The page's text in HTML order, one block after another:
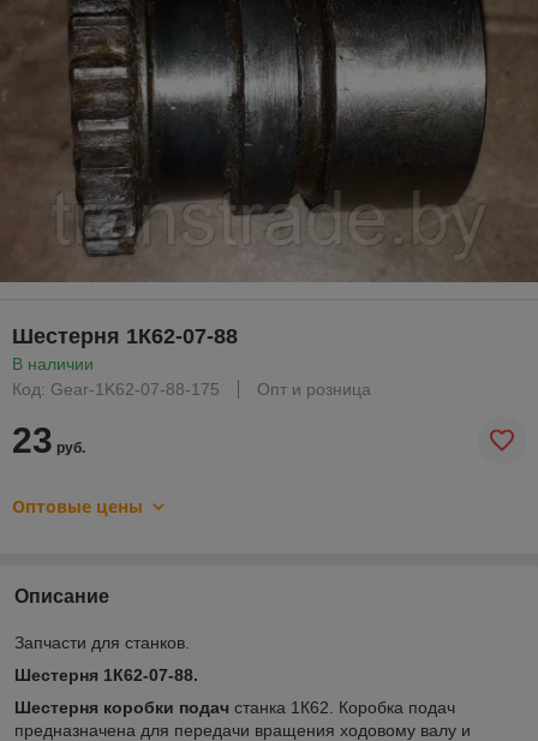
Шестерня 1К62-07-88
В наличии
Код: Gear-1K62-07-88-175
Опт и розница
23 руб.
Оптовые цены
Описание
Запчасти для станков.
Шестерня 1К62-07-88.
Шестерня коробки подач станка 1К62. Коробка подач
предназначена для передачи вращения ходовому валу и